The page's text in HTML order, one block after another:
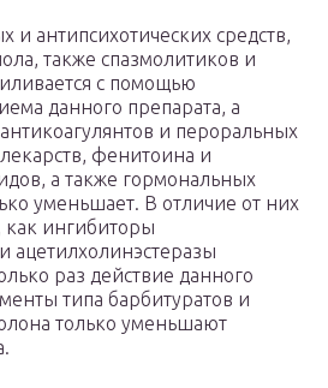
и антипсихотических средств,
также спазмолитиков и
с помощью
данного препарата, а
и пероральных
фенитоина и
а также гормональных
уменьшает. В отличие от них
ингибиторы
ацетилхолинэстеразы
раз действие данного
типа барбитуратов и
только уменьшают